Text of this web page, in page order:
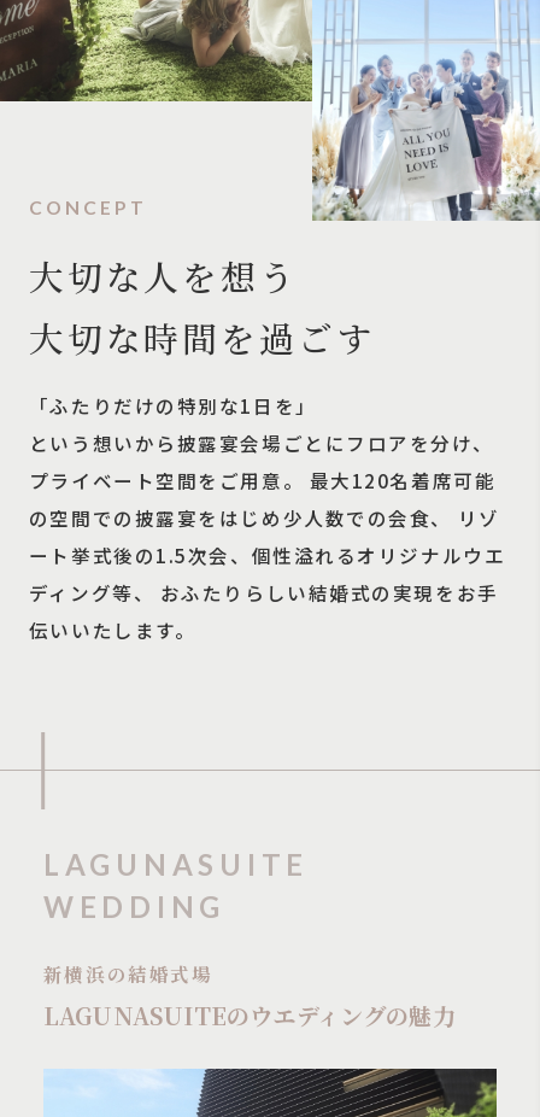
CONCEPT
大切な人を想う
大切な時間を過ごす
「ふたりだけの特別な1日を」
という想いから披露宴会場ごとにフロアを分け、
プライベート空間をご用意。
最大120名着席可能
の空間での披露宴をはじめ少人数での会食、
リゾ
ート挙式後の1.5次会、個性溢れるオリジナルウエ
ディング等、
おふたりらしい結婚式の実現をお手
伝いいたします。
LAGUNASUITE
WEDDING
新横浜の結婚式場
LAGUNASUITEのウエディングの魅力